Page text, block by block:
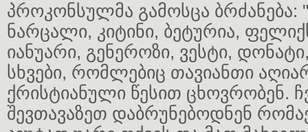
პროკონსულმა გამოსცა ბრძანება:
ნარცალი, კიტინი, ბეტურია,
იანუარი, გენეროზი, ვესტი,
სხვები, რომლებიც თავიანთი
ქრისტიანული წესით ცხოვრობენ.
შევთავაზეთ დაბრუნებოდნენ